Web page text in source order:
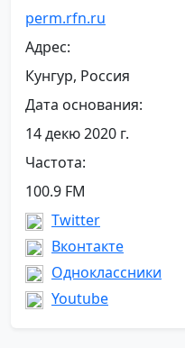
perm.rfn.ru
Адрес:
Кунгур, Россия
Дата основания:
14 декю 2020 г.
Частота:
100.9 FM
Twitter
Вконтакте
Одноклассники
Youtube